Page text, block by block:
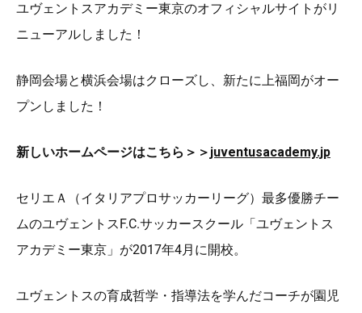
ユヴェントスアカデミー東京のオフィシャルサイトがリ
ニューアルしました！
静岡会場と横浜会場はクローズし、新たに上福岡がオー
プンしました！
新しいホームページはこちら＞＞ juventusacademy.jp
セリエＡ（イタリアプロサッカーリーグ）最多優勝チー
ムのユヴェントスF.C.サッカースクール「ユヴェントス
アカデミー東京」が2017年4月に開校。
ユヴェントスの育成哲学・指導法を学んだコーチが園児